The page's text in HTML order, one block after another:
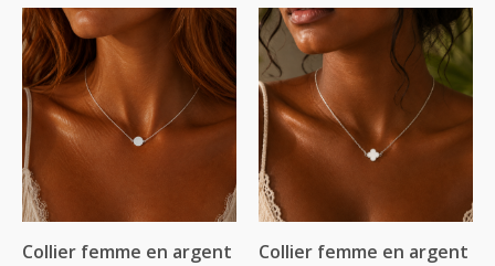
Collier femme en argent
Collier femme en argent